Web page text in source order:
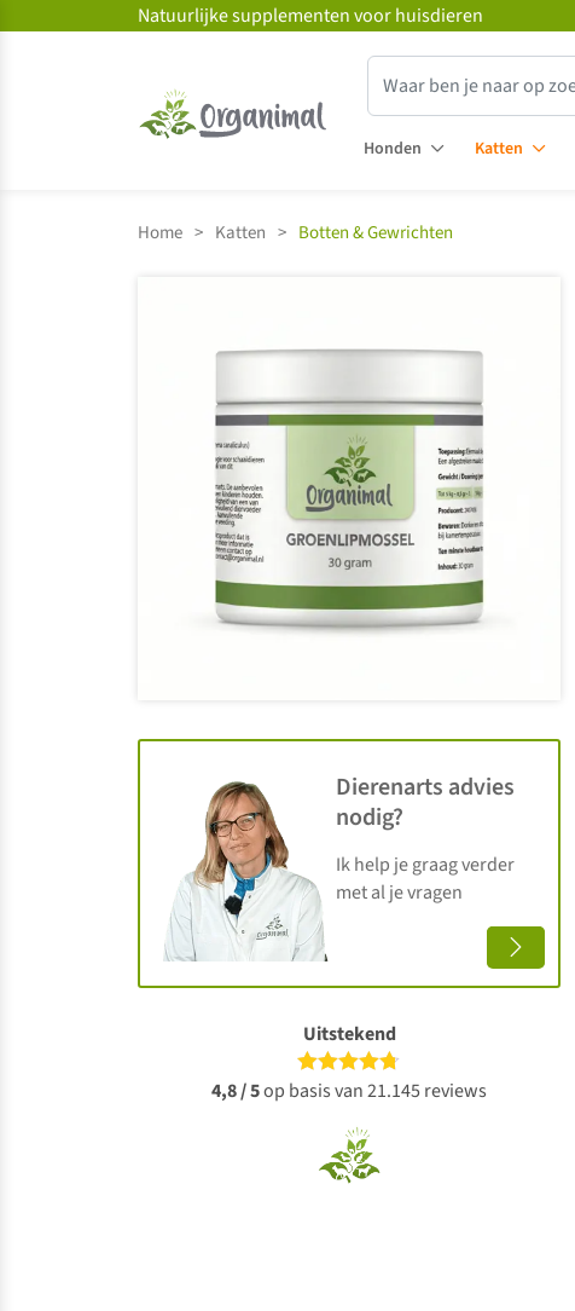
Natuurlijke supplementen voor huisdieren
Honden Katten
Home > Katten > Botten & Gewrichten
Dierenarts advies
nodig?
Ik help je graag verder
met al je vragen
Uitstekend
4,8 / 5op basis van 21.145 reviews